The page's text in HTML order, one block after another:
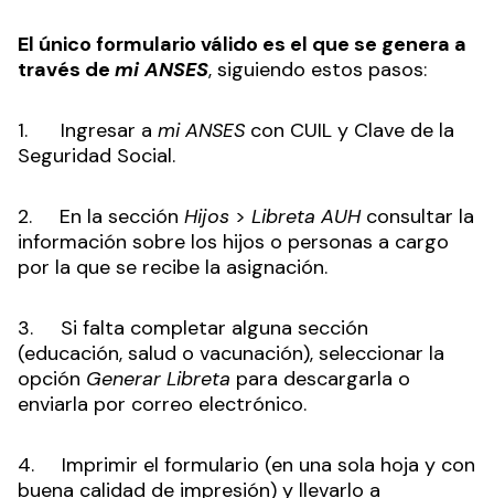
El único formulario válido es el que se genera a
través de mi ANSES, siguiendo estos pasos:
1. Ingresar a mi ANSES con CUIL y Clave de la
Seguridad Social.
2. En la sección Hijos > Libreta AUH consultar la
información sobre los hijos o personas a cargo
por la que se recibe la asignación.
3. Si falta completar alguna sección
(educación, salud o vacunación), seleccionar la
opción Generar Libreta para descargarla o
enviarla por correo electrónico.
4. Imprimir el formulario (en una sola hoja y con
buena calidad de impresión) y llevarlo a